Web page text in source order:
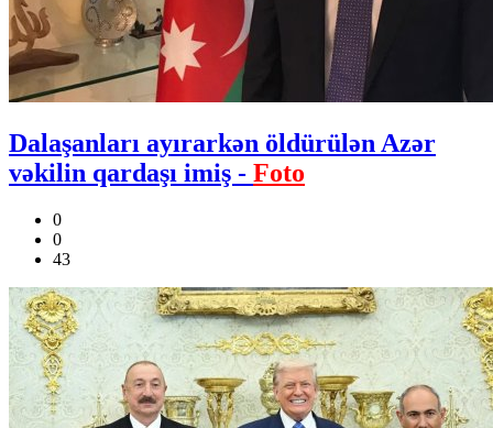
Dalaşanları ayırarkən öldürülən Azər
vəkilin qardaşı imiş - Foto
0
0
43